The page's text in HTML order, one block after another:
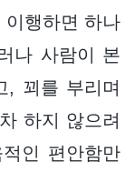
이행하면 하나
나 사람이 본
, 꾀를 부리며
하지 않으려
인 편안함만